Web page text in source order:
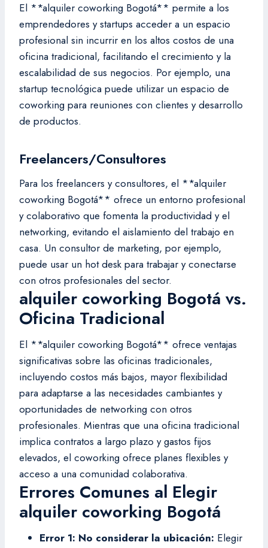
El **alquiler coworking Bogotá** permite a los
emprendedores y startups acceder a un espacio
profesional sin incurrir en los altos costos de una
oficina tradicional, facilitando el crecimiento y la
escalabilidad de sus negocios. Por ejemplo, una
startup tecnológica puede utilizar un espacio de
coworking para reuniones con clientes y desarrollo
de productos.
Freelancers/Consultores
Para los freelancers y consultores, el **alquiler
coworking Bogotá** ofrece un entorno profesional
y colaborativo que fomenta la productividad y el
networking, evitando el aislamiento del trabajo en
casa. Un consultor de marketing, por ejemplo,
puede usar un hot desk para trabajar y conectarse
con otros profesionales del sector.
alquiler coworking Bogotá vs.
Oficina Tradicional
El **alquiler coworking Bogotá** ofrece ventajas
significativas sobre las oficinas tradicionales,
incluyendo costos más bajos, mayor flexibilidad
para adaptarse a las necesidades cambiantes y
oportunidades de networking con otros
profesionales. Mientras que una oficina tradicional
implica contratos a largo plazo y gastos fijos
elevados, el coworking ofrece planes flexibles y
acceso a una comunidad colaborativa.
Errores Comunes al Elegir
alquiler coworking Bogotá
Error 1: No considerar la ubicación: Elegir